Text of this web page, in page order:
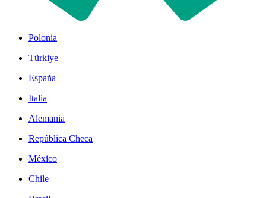
Polonia
Türkiye
España
Italia
Alemania
República Checa
México
Chile